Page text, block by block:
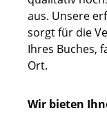
aus. Unsere
sorgt für die
Ihres Buches,
Ort.
Wir bieten